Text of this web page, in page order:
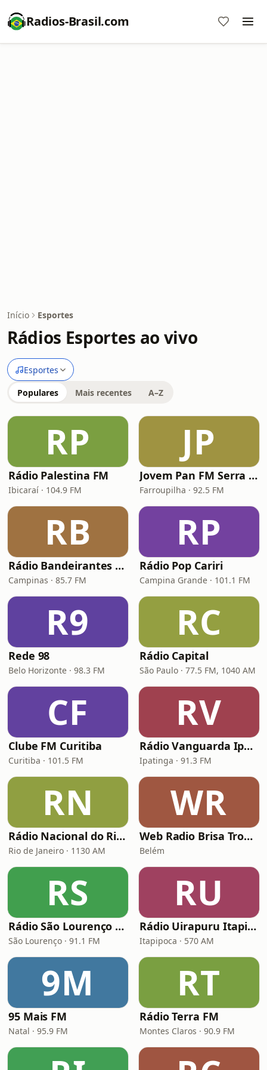
Radios-Brasil.com
Início Esportes
Rádios Esportes ao vivo
Esportes
Populares Mais recentes A–Z
RP
Rádio Palestina FM
Ibicaraí · 104.9 FM
JP
Jovem Pan FM Serra Gaúcha
Farroupilha · 92.5 FM
RB
Rádio Bandeirantes Campinas
Campinas · 85.7 FM
RP
Rádio Pop Cariri
Campina Grande · 101.1 FM
R9
Rede 98
Belo Horizonte · 98.3 FM
RC
Rádio Capital
São Paulo · 77.5 FM, 1040 AM
CF
Clube FM Curitiba
Curitiba · 101.5 FM
RV
Rádio Vanguarda Ipatinga
Ipatinga · 91.3 FM
RN
Rádio Nacional do Rio de Janeiro
Rio de Janeiro · 1130 AM
WR
Web Radio Brisa Tropical
Belém
RS
Rádio São Lourenço FM
São Lourenço · 91.1 FM
RU
Rádio Uirapuru Itapipoca
Itapipoca · 570 AM
9M
95 Mais FM
Natal · 95.9 FM
RT
Rádio Terra FM
Montes Claros · 90.9 FM